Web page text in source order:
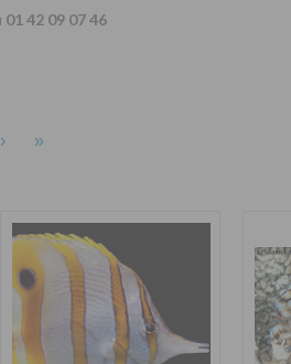
42 09 07 46
› »